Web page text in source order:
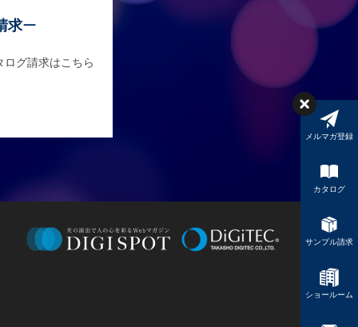
メルマガ登録
カタログ
サンプル請求
ショールーム
求
グ請求はこちら